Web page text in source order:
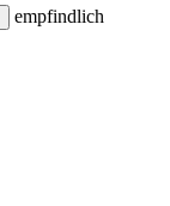
empfindlich